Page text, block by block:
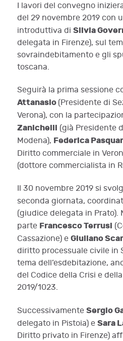
I lavori del convegno
del 29 novembre 2019 con
introduttiva di Silvia
delegata in Firenze), sul
sovraindebitamento e gli
toscana.
Seguirà la prima sessione
Attanasio (Presidente di
Verona), con la
Zanichelli (già Presidente
Modena), Federica
Diritto commerciale in
(dottore commercialista in
Il 30 novembre 2019 si
seconda giornata,
(giudice delegata in Prato).
parte Francesco Terrusi
Cassazione) e Giuliano
diritto processuale civile in
tema dell’esdebitazione,
del Codice della Crisi e
2019/1023.
Successivamente Sergio
delegato in Pistoia) e Sara
Diritto privato in Firenze)